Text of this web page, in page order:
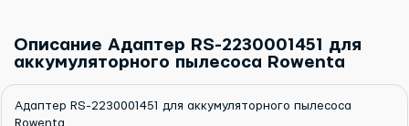
Описание Адаптер RS-2230001451 для
аккумуляторного пылесоса Rowenta
Адаптер RS-2230001451 для аккумуляторного пылесоса
Rowenta